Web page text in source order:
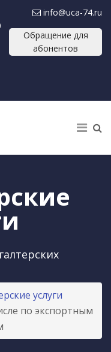
info@uca-74.ru
Обращение для
абонентов
услуги
по экспортным